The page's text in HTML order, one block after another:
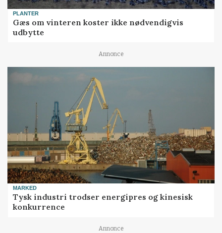
PLANTER
Gæs om vinteren koster ikke nødvendigvis
udbytte
Annonce
MARKED
Tysk industri trodser energipres og kinesisk
konkurrence
Annonce